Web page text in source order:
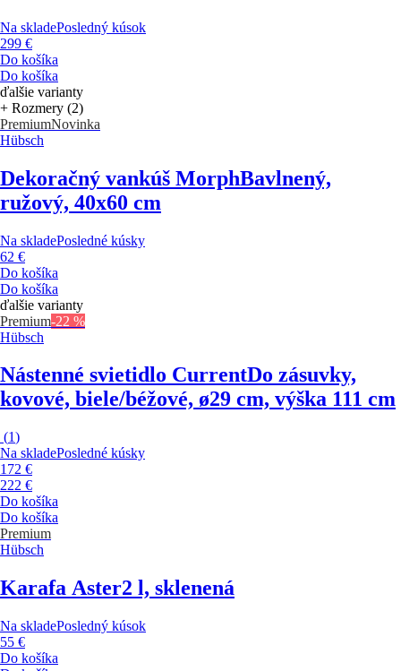
Na skladePosledný kúsok
299 €
Do košíka
Do košíka
ďalšie varianty
+ Rozmery (2)
PremiumNovinka
Hübsch
Dekoračný vankúš MorphBavlnený,
ružový, 40x60 cm
Na skladePosledné kúsky
62 €
Do košíka
Do košíka
ďalšie varianty
Premium-22 %
Hübsch
Nástenné svietidlo CurrentDo zásuvky,
kovové, biele/béžové, ø29 cm, výška 111 cm
(1)
Na skladePosledné kúsky
172 €
222 €
Do košíka
Do košíka
Premium
Hübsch
Karafa Aster2 l, sklenená
Na skladePosledný kúsok
55 €
Do košíka